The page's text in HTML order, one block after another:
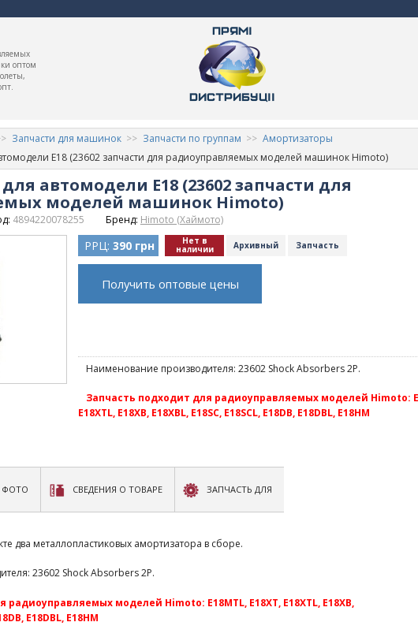
оптом
Запчасти для машинок Запчасти по группам
Амортизаторы
E18 (23602 запчасти для радиоуправляемых моделей машинок Himoto)
автомодели E18 (23602 запчасти для
моделей машинок Himoto)
4894220078255 Бренд: Himoto (Хаймото)
РРЦ: 390 грн Нет в
наличии Архивный Запчасть
Получить оптовые цены
Наименование производителя: 23602 Shock Absorbers 2P.
Запчасть подходит для радиоуправляемых моделей Himoto:
E18XTL, E18XB, E18XBL, E18SC, E18SCL, E18DB, E18DBL, E18HM
ФОТО СВЕДЕНИЯ О ТОВАРЕ ЗАПЧАСТЬ ДЛЯ
два металлопластиковых амортизатора в сборе.
23602 Shock Absorbers 2P.
моделей Himoto: E18MTL, E18XT, E18XTL, E18XB,
E18DBL, E18HM